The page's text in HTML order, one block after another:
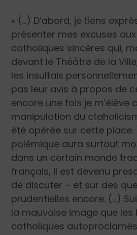
« (…) D’abord, je tiens
présenter mes excuses
catholiques sincères qui,
devant le Théâtre de la
les insultais
pas leur avis à propos de
encore une fois je m’élève
manipulation du
été opérée sur cette
polémique aura surtout
dans un certain monde
français, il est devenu
de discuter – et sur des
prudentielles encore. (…)
la mauvaise image que les
catholiques